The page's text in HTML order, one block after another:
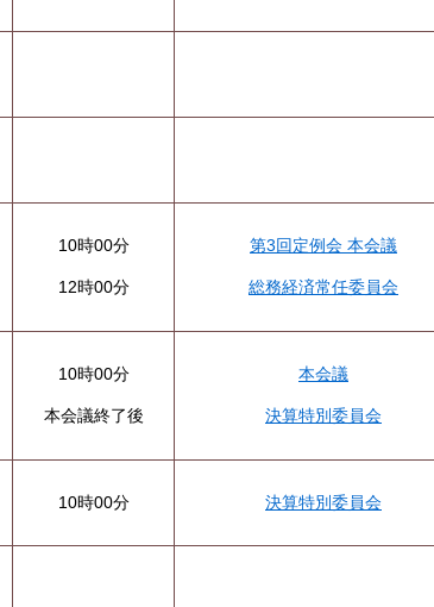
10時00分
12時00分
第3回定例会 本会議
総務経済常任委員会
10時00分
本会議終了後
本会議
決算特別委員会
10時00分 決算特別委員会